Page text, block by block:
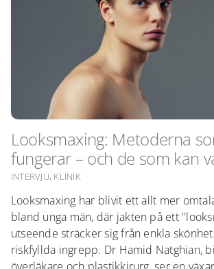
Looksmaxing: Metoderna
fungerar – och de som kan
INTERVJU, KLINIK
Looksmaxing har blivit ett allt mer
bland unga män, där jakten på ett
utseende sträcker sig från enkla
riskfyllda ingrepp. Dr Hamid Natghian,